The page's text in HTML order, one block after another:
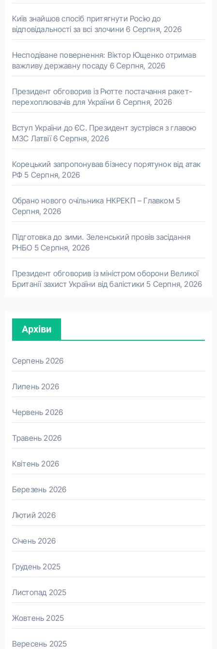
Київ знайшов спосіб притягнути Росію до
відповідальності за всі злочини 6 Серпня, 2026
Несподіване повернення: Віктор Ющенко отримав
важливу державну посаду 6 Серпня, 2026
Президент обговорив із Рютте постачання ракет-
перехоплювачів для України 6 Серпня, 2026
Вступ України до ЄС. Президент зустрівся з главою
МЗС Латвії 6 Серпня, 2026
Корецький запропонував бізнесу порятунок від атак
РФ 5 Серпня, 2026
Обрано нового очільника НКРЕКП – Главком 5
Серпня, 2026
Підготовка до зими. Зеленський провів засідання
РНБО 5 Серпня, 2026
Президент обговорив із міністром оборони Великої
Британії захист України від балістики 5 Серпня, 2026
Архіви
Серпень 2026
Липень 2026
Червень 2026
Травень 2026
Квітень 2026
Березень 2026
Лютий 2026
Січень 2026
Грудень 2025
Листопад 2025
Жовтень 2025
Вересень 2025